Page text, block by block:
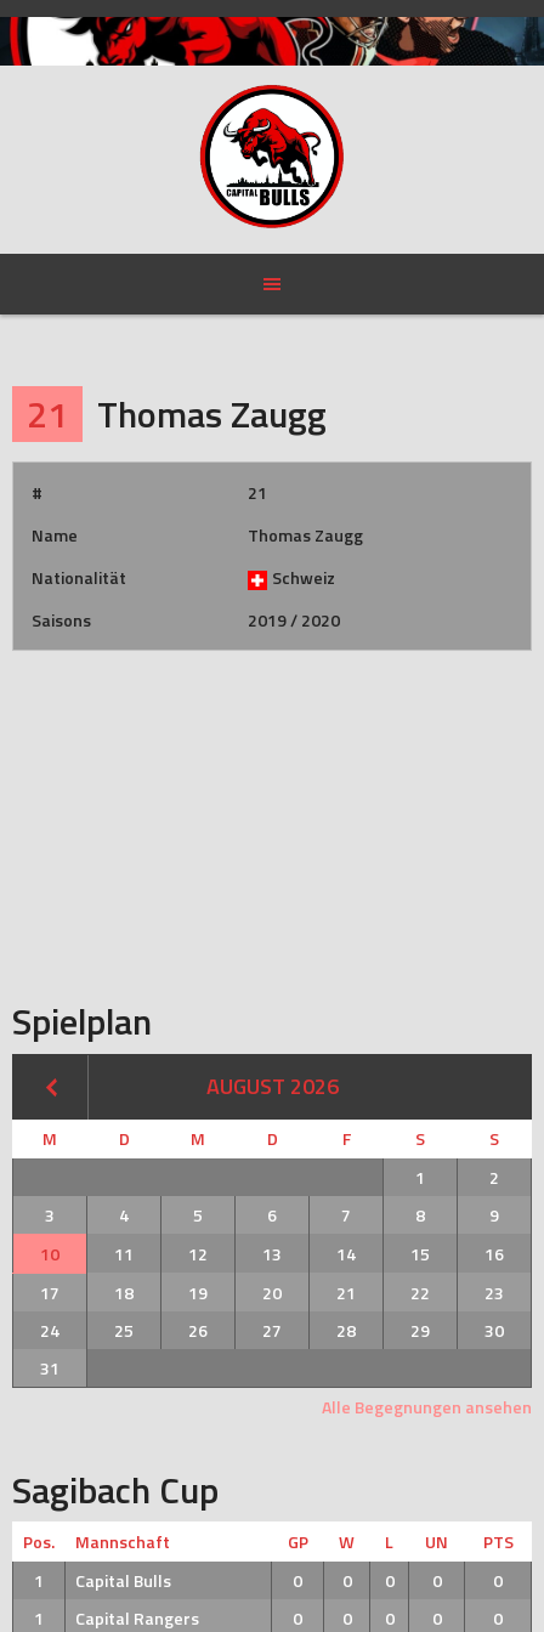
Skip
to
content
21 Thomas Zaugg
#
21
Name
Thomas Zaugg
Nationalität
Schweiz
Saisons
2019 / 2020
Spielplan
AUGUST 2026
M D M D F S
S
1
2
3
4 5 6 7 8
9
10
11 12 13 14 15
16
17
18 19 20 21 22
23
24
25 26 27 28 29
30
31
Alle Begegnungen ansehen
Sagibach Cup
Pos. Mannschaft GP W L UN
PTS
1
Capital Bulls 0 0 0 0
0
1
Capital Rangers 0 0 0 0 0